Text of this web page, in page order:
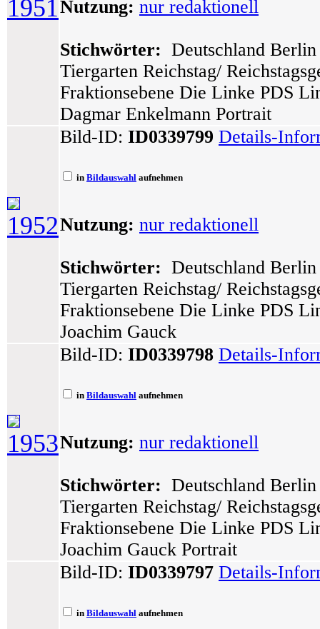
1951 Nutzung: nur redaktionell
Stichwörter: Deutschland
Tiergarten Reichstag/
Fraktionsebene Die Linke PDS
Dagmar Enkelmann Portrait
1952
Bild-ID: ID0339799 Details-
in Bildauswahl aufnehmen
Nutzung: nur redaktionell
Stichwörter: Deutschland
Tiergarten Reichstag/
Fraktionsebene Die Linke PDS
Joachim Gauck
1953
Bild-ID: ID0339798 Details-
in Bildauswahl aufnehmen
Nutzung: nur redaktionell
Stichwörter: Deutschland
Tiergarten Reichstag/
Fraktionsebene Die Linke PDS
Joachim Gauck Portrait
Bild-ID: ID0339797 Details-
in Bildauswahl aufnehmen